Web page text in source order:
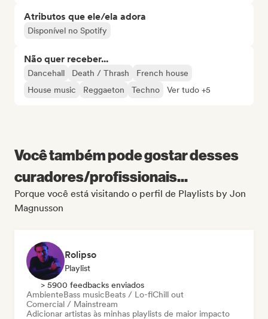
Atributos que ele/ela adora
Disponível no Spotify
Não quer receber...
Dancehall Death / Thrash
French house
House music
Reggaeton Techno Ver tudo +5
Você também pode gostar desses
curadores/profissionais...
Porque você está visitando o perfil de Playlists by Jon
Magnusson
Rolipso
Playlist
> 5900 feedbacks enviados
AmbienteBass musicBeats / Lo-fiChill out
Comercial / Mainstream
Adicionar artistas às minhas playlists de maior impacto